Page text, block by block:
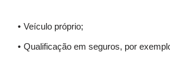
Veículo próprio;
Qualificação em seguros, por